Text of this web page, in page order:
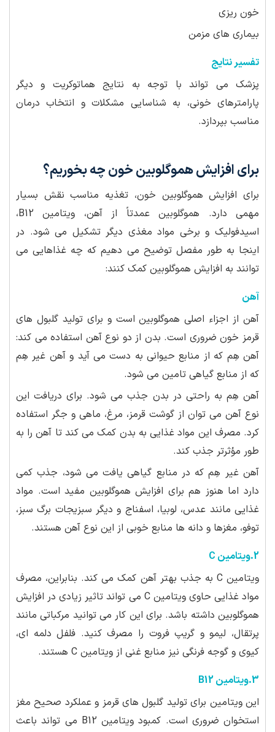
خون ریزی
بیماری های مزمن
تفسیر نتایج
پزشک می تواند با توجه به نتایج هماتوکریت و دیگر
پارامترهای خونی، به شناسایی مشکلات و انتخاب درمان
مناسب بپردازد.
برای افزایش هموگلوبین خون چه بخوریم؟
برای افزایش هموگلوبین خون، تغذیه مناسب نقش بسیار
مهمی دارد. هموگلوبین عمدتاً از آهن، ویتامین B12،
اسیدفولیک و برخی مواد مغذی دیگر تشکیل می شود. در
اینجا به طور مفصل توضیح می دهیم که چه غذاهایی می
توانند به افزایش هموگلوبین کمک کنند:
آهن
آهن از اجزاء اصلی هموگلوبین است و برای تولید گلبول های
قرمز خون ضروری است. بدن از دو نوع آهن استفاده می کند:
آهن هِم که از منابع حیوانی به دست می آید و آهن غیر هِم
که از منابع گیاهی تامین می شود.
آهن هِم به راحتی در بدن جذب می شود. برای دریافت این
نوع آهن می توان از گوشت قرمز، مرغ، ماهی و جگر استفاده
کرد. مصرف این مواد غذایی به بدن کمک می کند تا آهن را به
طور مؤثرتر جذب کند.
آهن غیر هِم که در منابع گیاهی یافت می شود، جذب کمی
دارد اما هنوز هم برای افزایش هموگلوبین مفید است. مواد
غذایی مانند عدس، لوبیا، اسفناج و دیگر سبزیجات برگ سبز،
توفو، مغزها و دانه ها منابع خوبی از این نوع آهن هستند.
2.ویتامین C
ویتامین C به جذب بهتر آهن کمک می کند. بنابراین، مصرف
مواد غذایی حاوی ویتامین C می تواند تاثیر زیادی در افزایش
هموگلوبین داشته باشد. برای این کار می توانید مرکباتی مانند
پرتقال، لیمو و گریپ فروت را مصرف کنید. فلفل دلمه ای،
کیوی و گوجه فرنگی نیز منابع غنی از ویتامین C هستند.
3.ویتامین B12
این ویتامین برای تولید گلبول های قرمز و عملکرد صحیح مغز
استخوان ضروری است. کمبود ویتامین B12 می تواند باعث